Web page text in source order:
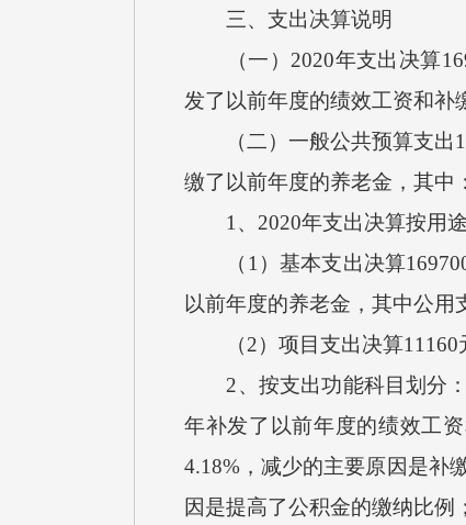
三、支出决算说明
（一）2020年支出决算
发了以前年度的绩效工资和补
（二）一般公共预算支出
缴了以前年度的养老金，其中
1、2020年支出决算按用途
（1）基本支出决算
以前年度的养老金，其中公用
（2）项目支出决算11160
2、按支出功能科目划分：
年补发了以前年度的绩效工
4.18%，减少的主要原因是补
因是提高了公积金的缴纳比例